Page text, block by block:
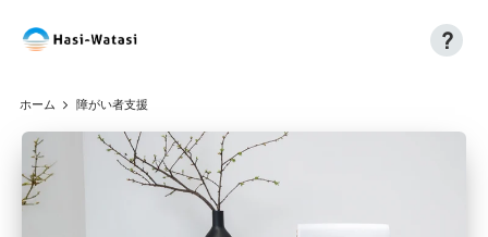
a
si
-
も、
世
界
も、
?
ホーム 障がい者支援